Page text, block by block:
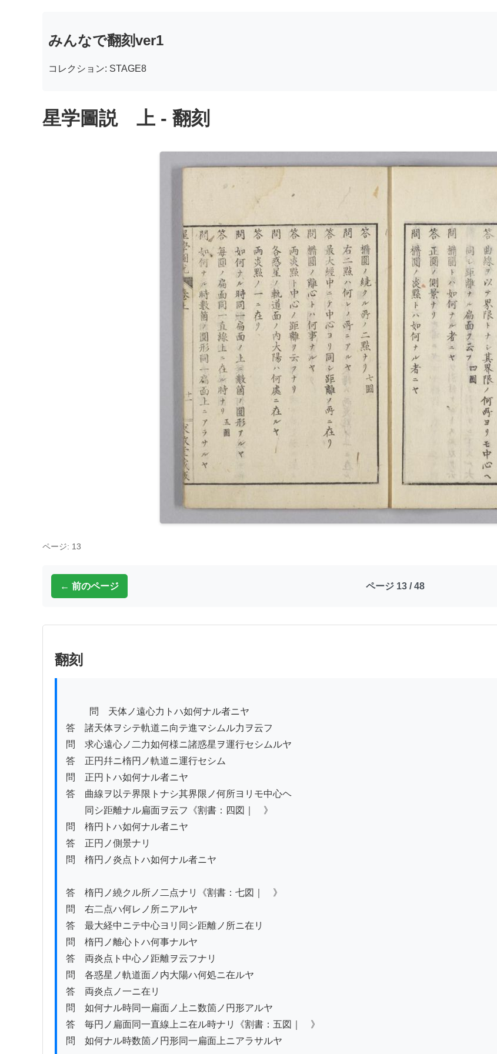
みんなで翻刻ver1
コレクション: STAGE8
星学圖説 上 - 翻刻
ページ: 13
← 前のページ ページ 13 / 48
翻刻
答　諸天体ヲシテ軌道ニ向テ進マシムル力ヲ云フ
問　求心遠心ノ二力如何様ニ諸惑星ヲ運行セシムルヤ
答　正円幷ニ楕円ノ軌道ニ運行セシム
問　正円トハ如何ナル者ニヤ
答　曲線ヲ以テ界限トナシ其界限ノ何所ヨリモ中心ヘ
同シ距離ナル扁面ヲ云フ《割書：四図｜　》
問　楕円トハ如何ナル者ニヤ
答　正円ノ側景ナリ
問　楕円ノ炎点トハ如何ナル者ニヤ
答　楕円ノ繞クル所ノ二点ナリ《割書：七図｜　》
問　右二点ハ何レノ所ニアルヤ
答　最大経中ニテ中心ヨリ同シ距離ノ所ニ在リ
問　楕円ノ離心トハ何事ナルヤ
答　両炎点ト中心ノ距離ヲ云フナリ
問　各惑星ノ軌道面ノ内大陽ハ何処ニ在ルヤ
答　両炎点ノ一ニ在リ
問　如何ナル時同一扁面ノ上ニ数箇ノ円形アルヤ
答　毎円ノ扁面同一直線上ニ在ル時ナリ《割書：五図｜　》
問　如何ナル時数箇ノ円形同一扁面上ニアラサルヤ